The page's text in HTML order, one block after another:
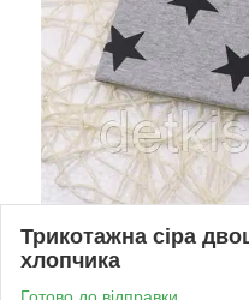
Трикотажна сіра
хлопчика
Готово до відправки